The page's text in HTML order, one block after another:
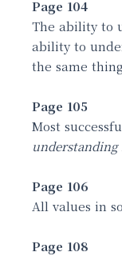
Page 104
The ability to
ability to
the same
Page 105
Most
Page 106
All values in
Page 108